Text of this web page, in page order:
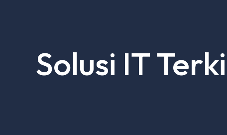
Solusi IT